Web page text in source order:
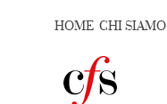
HOME CHI SIAMO